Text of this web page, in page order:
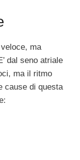
ma
dal seno atriale
ma il ritmo
cause di questa